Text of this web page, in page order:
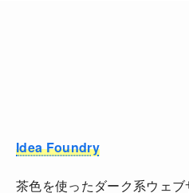
Idea Foundry
茶色を使ったダーク系ウェ